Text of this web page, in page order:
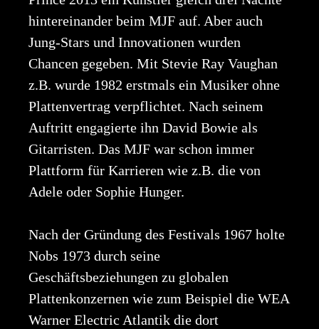
hintereinander beim MJF auf. Aber auch
Jung-Stars und Innovationen wurden
Chancen gegeben. Mit Stevie Ray Vaughan
z.B. wurde 1982 erstmals ein Musiker ohne
Plattenvertrag verpflichtet. Nach seinem
Auftritt engagierte ihn David Bowie als
Gitarristen. Das MJF war schon immer
Plattform für Karrieren wie z.B. die von
Adele oder Sophie Hunger.
Nach der Gründung des Festivals 1967 holte
Nobs 1973 durch seine
Geschäftsbeziehungen zu globalen
Plattenkonzernen wie zum Beispiel die WEA
Warner Electric Atlantik die dort